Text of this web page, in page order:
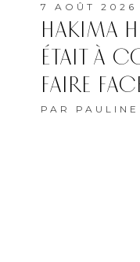
7 AOÛT 2026
HAKIMA
ÉTAIT À
FAIRE
PAR